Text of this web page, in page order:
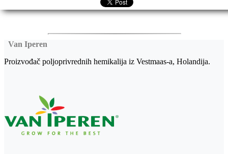
Van Iperen
Proizvođač poljoprivrednih hemikalija iz Vestmaas-a, Holandija.